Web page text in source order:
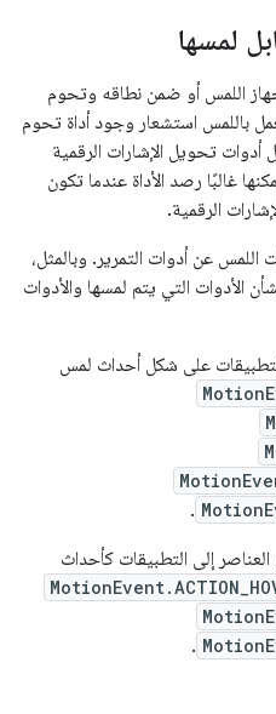
لمسها
اللمس أو ضمن نطاقه وتحوم
باللمس استشعار وجود أداة تحوم
أدوات تحويل الإشارات الرقمية
غالبًا رصد الأداة عندما تكون
الرقمية.
اللمس عن أدوات التمرير. وبالمثل،
الأدوات التي يتم لمسها والأدوات
على شكل أحداث لمس
.
إلى التطبيقات كأحداث
.